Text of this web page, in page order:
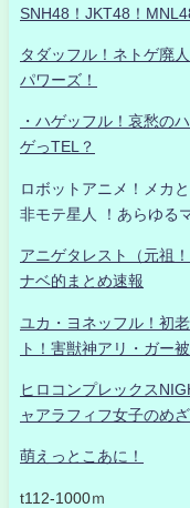
SNH48！JKT48！
タダッフル！ネトゲ廃
パワーズ！
・ハゲッフル！哀愁の
ゲっTEL？
ロボットアニメ！メカ
非モテ星人 ！あらゆる
アニゲタレスト（元祖
ナベ的まとめ速報
ユカ・ヨネッフル！初
ト！害獣神アリ・ガー
ヒロコンプレックス
ャアラフィフ女子のめ
萌えっとこあに！
t112-1000ｍ